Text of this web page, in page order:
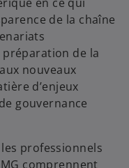
de la chaîne
de la
nouveaux
d’enjeux
gouvernance
professionnels
comprennent